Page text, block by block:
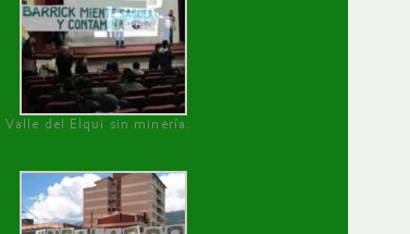
Valle del Elqui sin minería.